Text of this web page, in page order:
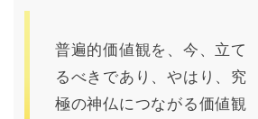
普遍的価値観を、今、立て
るべきであり、やはり、究
極の神仏につながる価値観